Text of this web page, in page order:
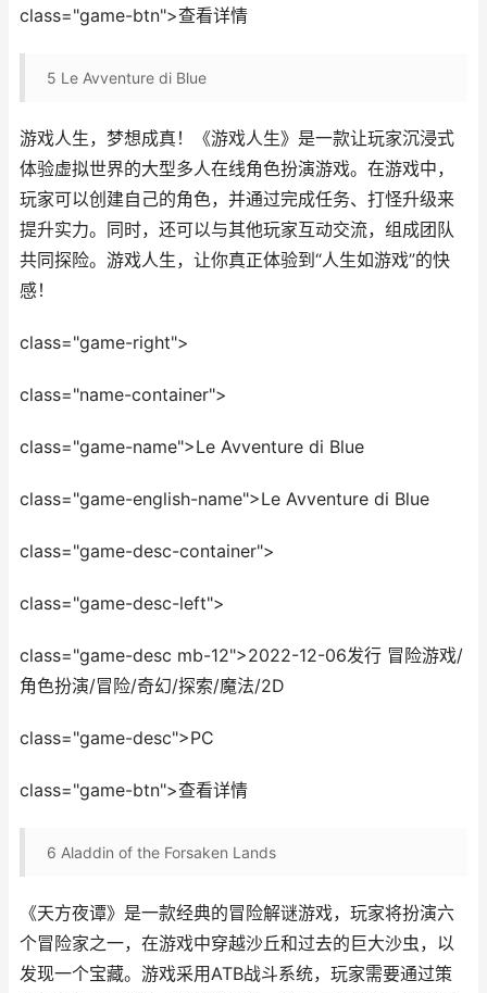
class="game-btn">查看详情
5 Le Avventure di Blue
游戏人生，梦想成真！《游戏人生》是一款让玩家沉浸式
体验虚拟世界的大型多人在线角色扮演游戏。在游戏中，
玩家可以创建自己的角色，并通过完成任务、打怪升级来
提升实力。同时，还可以与其他玩家互动交流，组成团队
共同探险。游戏人生，让你真正体验到“人生如游戏”的快
感！
class="game-right">
class="name-container">
class="game-name">Le Avventure di Blue
class="game-english-name">Le Avventure di Blue
class="game-desc-container">
class="game-desc-left">
class="game-desc mb-12">2022-12-06发行 冒险游戏/
角色扮演/冒险/奇幻/探索/魔法/2D
class="game-desc">PC
class="game-btn">查看详情
6 Aladdin of the Forsaken Lands
《天方夜谭》是一款经典的冒险解谜游戏，玩家将扮演六
个冒险家之一，在游戏中穿越沙丘和过去的巨大沙虫，以
发现一个宝藏。游戏采用ATB战斗系统，玩家需要通过策